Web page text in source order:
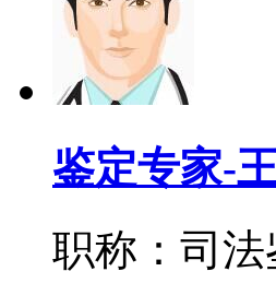
鉴定专家-
职称：司